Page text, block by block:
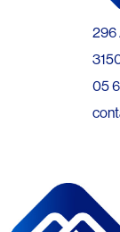
296
05